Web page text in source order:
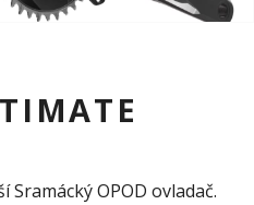
Sramácký OPOD ovladač.